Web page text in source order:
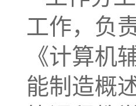
工作，负
《计算机
能制造概